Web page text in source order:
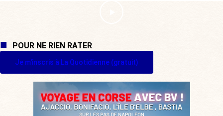
POUR NE RIEN RATER
Je m'inscris à La Quotidienne (gratuit)